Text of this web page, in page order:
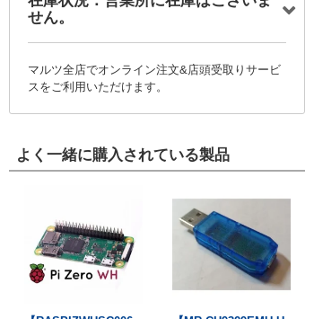
せん。
マルツ全店でオンライン注文&店頭受取りサービ
スをご利用いただけます。
よく一緒に購入されている製品